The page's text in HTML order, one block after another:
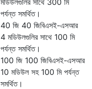
পর্যন্ত সমর্থিত।
40 জি 40 জিবিএসই-এসআর
4 ​​মডিউলগুলির সাথে 100 মি
পর্যন্ত সমর্থিত।
100 জি 100 জিবিএসই-এসআর
10 মডিউল সহ 100 মি পর্যন্ত
সমর্থিত।